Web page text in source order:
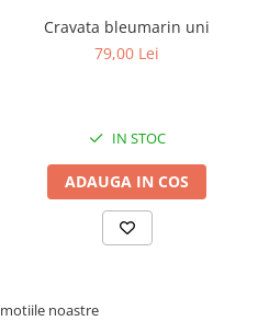
Cravata bleumarin uni
79,00 Lei
IN STOC
ADAUGA IN COS
noastre